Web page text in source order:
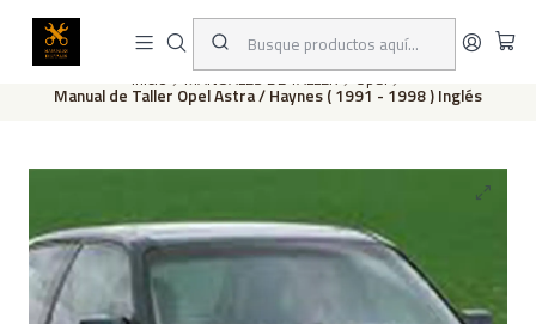
Este es el texto del slide
Inicio MANUALES DE TALLER Opel
Manual de Taller Opel Astra / Haynes ( 1991 - 1998 ) Inglés